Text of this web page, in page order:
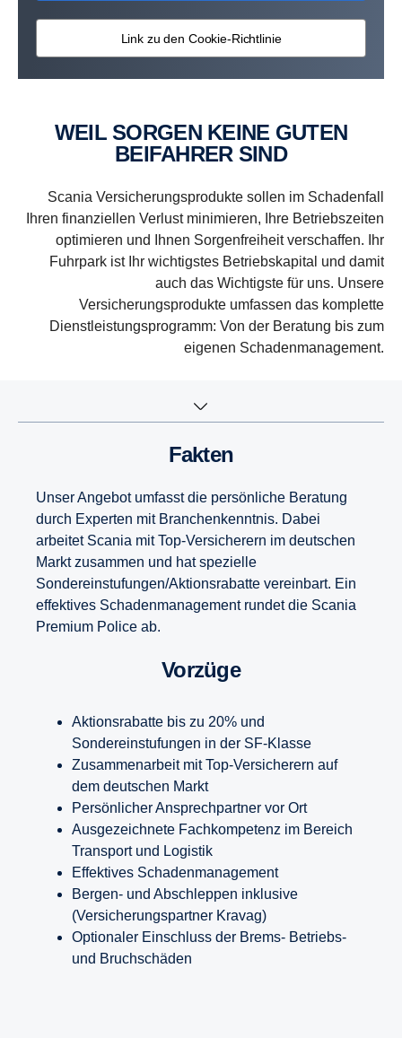
Link zu den Cookie-Richtlinie
WEIL SORGEN KEINE GUTEN
BEIFAHRER SIND
Scania Versicherungsprodukte sollen im Schadenfall
Ihren finanziellen Verlust minimieren, Ihre Betriebszeiten
optimieren und Ihnen Sorgenfreiheit verschaffen. Ihr
Fuhrpark ist Ihr wichtigstes Betriebskapital und damit
auch das Wichtigste für uns. Unsere
Versicherungsprodukte umfassen das komplette
Dienstleistungsprogramm: Von der Beratung bis zum
eigenen Schadenmanagement.
Fakten
Unser Angebot umfasst die persönliche Beratung
durch Experten mit Branchenkenntnis. Dabei
arbeitet Scania mit Top-Versicherern im deutschen
Markt zusammen und hat spezielle
Sondereinstufungen/Aktionsrabatte vereinbart. Ein
effektives Schadenmanagement rundet die Scania
Premium Police ab.
Vorzüge
Aktionsrabatte bis zu 20% und
Sondereinstufungen in der SF-Klasse
Zusammenarbeit mit Top-Versicherern auf
dem deutschen Markt
Persönlicher Ansprechpartner vor Ort
Ausgezeichnete Fachkompetenz im Bereich
Transport und Logistik
Effektives Schadenmanagement
Bergen- und Abschleppen inklusive
(Versicherungspartner Kravag)
Optionaler Einschluss der Brems- Betriebs-
und Bruchschäden